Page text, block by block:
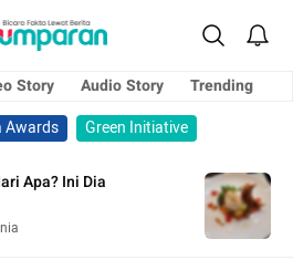
Story Audio Story
Trending
Awards
Green Initiative
Apa? Ini Dia